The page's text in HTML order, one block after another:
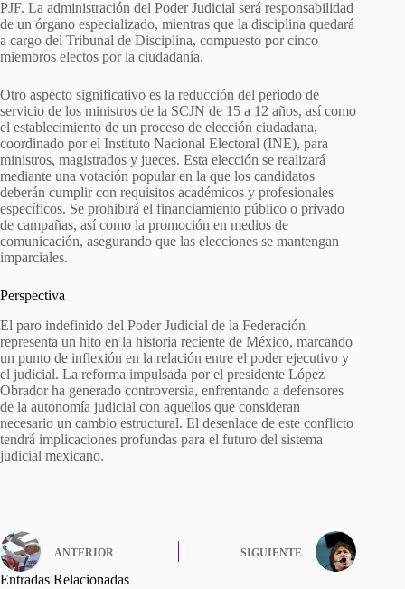
PJF. La administración del Poder Judicial será responsabilidad
de un órgano especializado, mientras que la disciplina quedará
a cargo del Tribunal de Disciplina, compuesto por cinco
miembros electos por la ciudadanía.
Otro aspecto significativo es la reducción del periodo de
servicio de los ministros de la SCJN de 15 a 12 años, así como
el establecimiento de un proceso de elección ciudadana,
coordinado por el Instituto Nacional Electoral (INE), para
ministros, magistrados y jueces. Esta elección se realizará
mediante una votación popular en la que los candidatos
deberán cumplir con requisitos académicos y profesionales
específicos. Se prohibirá el financiamiento público o privado
de campañas, así como la promoción en medios de
comunicación, asegurando que las elecciones se mantengan
imparciales.
Perspectiva
El paro indefinido del Poder Judicial de la Federación
representa un hito en la historia reciente de México, marcando
un punto de inflexión en la relación entre el poder ejecutivo y
el judicial. La reforma impulsada por el presidente López
Obrador ha generado controversia, enfrentando a defensores
de la autonomía judicial con aquellos que consideran
necesario un cambio estructural. El desenlace de este conflicto
tendrá implicaciones profundas para el futuro del sistema
judicial mexicano.
ANTERIOR SIGUIENTE
Entradas Relacionadas